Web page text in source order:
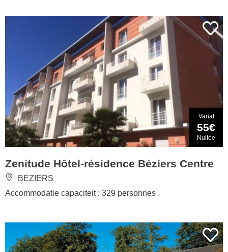
Vanaf
55€
Nuitée
Zenitude Hôtel-résidence Béziers Centre
BEZIERS
Accommodatie capaciteit : 329 personnes